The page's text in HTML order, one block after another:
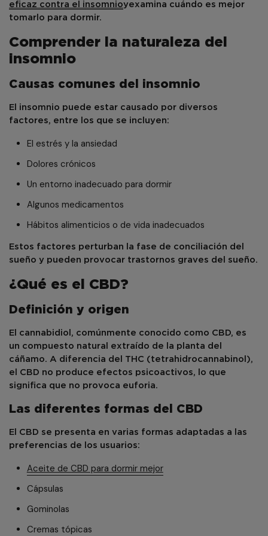
eficaz contra el insomnioyexamina cuándo es mejor
tomarlo para dormir.
Comprender la naturaleza del
insomnio
Causas comunes del insomnio
El insomnio puede estar causado por diversos
factores, entre los que se incluyen:
El estrés y la ansiedad
Dolores crónicos
Un entorno inadecuado para dormir
Algunos medicamentos
Hábitos alimenticios o de vida inadecuados
Estos factores perturban la fase de conciliación del
sueño y pueden provocar trastornos graves del sueño.
¿Qué es el CBD?
Definición y origen
El cannabidiol, comúnmente conocido como CBD, es
un compuesto natural extraído de la planta del
cáñamo. A diferencia del THC (tetrahidrocannabinol),
el CBD no produce efectos psicoactivos, lo que
significa que no provoca euforia.
Las diferentes formas del CBD
El CBD se presenta en varias formas adaptadas a las
preferencias de los usuarios:
Aceite de CBD para dormir mejor
Cápsulas
Gominolas
Cremas tópicas